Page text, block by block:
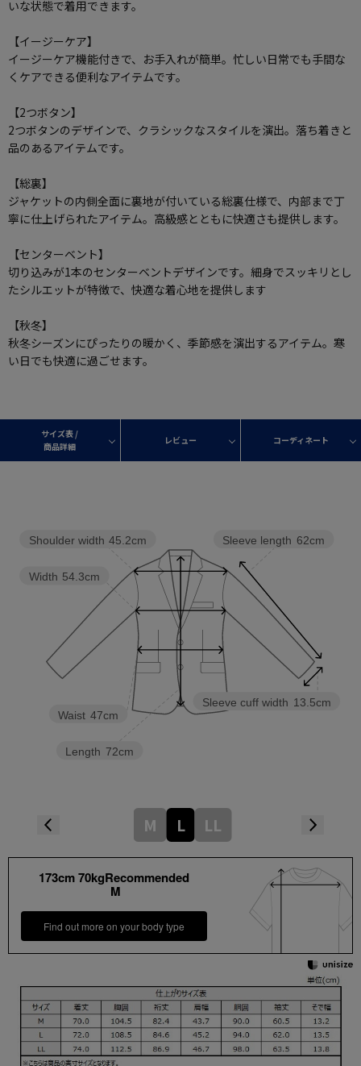
いな状態で着用できます。
【イージーケア】
イージーケア機能付きで、お手入れが簡単。忙しい日常でも手間な
くケアできる便利なアイテムです。
【2つボタン】
2つボタンのデザインで、クラシックなスタイルを演出。落ち着きと
品のあるアイテムです。
【総裏】
ジャケットの内側全面に裏地が付いている総裏仕様で、内部まで丁
寧に仕上げられたアイテム。高級感とともに快適さも提供します。
【センターベント】
切り込みが1本のセンターベントデザインです。細身でスッキリとし
たシルエットが特徴で、快適な着心地を提供します
【秋冬】
秋冬シーズンにぴったりの暖かく、季節感を演出するアイテム。寒
い日でも快適に過ごせます。
サイズ表 /
商品詳細
レビュー コーディネート
Sleeve cuff width 13.5cm
Sleeve length 62cm
Length 72cm
Waist 47cm
Width 54.3cm
Shoulder width 45.2cm
M L LL
173cm 70kgRecommended
M
Find out more on your body type